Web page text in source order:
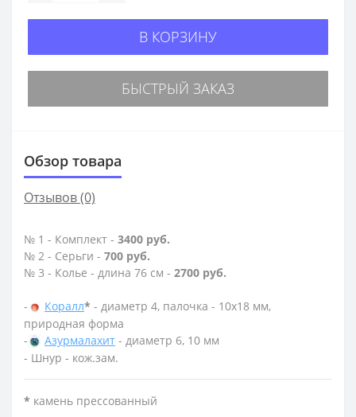
В КОРЗИНУ
БЫСТРЫЙ ЗАКАЗ
Обзор товара
Отзывов (0)
№ 1 - Комплект - 3400 руб.
№ 2 - Серьги - 700 руб.
№ 3 - Колье - длина 76 см - 2700 руб.
- Коралл* - диаметр 4, палочка - 10х18 мм,
природная форма
-
Азурмалахит - диаметр 6, 10 мм
- Шнур - кож.зам.
* камень прессованный